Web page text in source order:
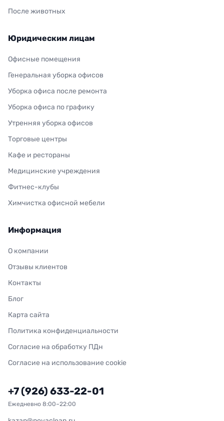
После животных
Юридическим лицам
Офисные помещения
Генеральная уборка офисов
Уборка офиса после ремонта
Уборка офиса по графику
Утренняя уборка офисов
Торговые центры
Кафе и рестораны
Медицинские учреждения
Фитнес-клубы
Химчистка офисной мебели
Информация
О компании
Отзывы клиентов
Контакты
Блог
Карта сайта
Политика конфиденциальности
Согласие на обработку ПДн
Согласие на использование cookie
+7 (926) 633-22-01
Ежедневно 8:00–22:00